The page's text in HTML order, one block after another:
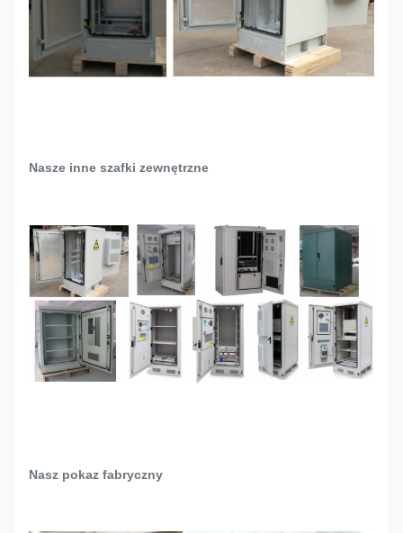
Nasze inne szafki zewnętrzne
Nasz pokaz fabryczny